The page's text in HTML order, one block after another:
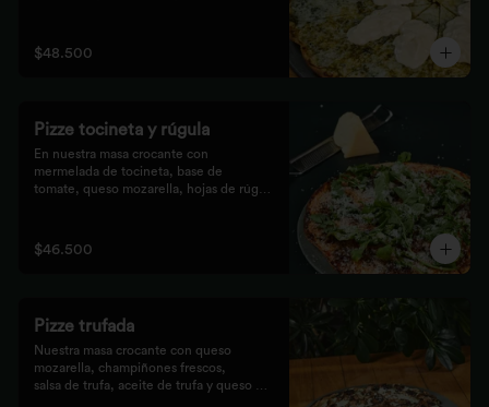
$48.500
Pizze tocineta y rúgula
En nuestra masa crocante con
mermelada de tocineta, base de
tomate, queso mozarella, hojas de rúgula
$46.500
Pizze trufada
Nuestra masa crocante con queso
mozarella, champiñones frescos,
salsa de trufa, aceite de trufa y queso